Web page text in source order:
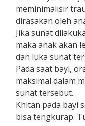
meminimalisir
dirasakan oleh
Jika sunat
maka anak akan
dan luka sunat
Pada saat bayi,
maksimal dalam
sunat tersebut.
Khitan pada bayi
bisa tengkurap.